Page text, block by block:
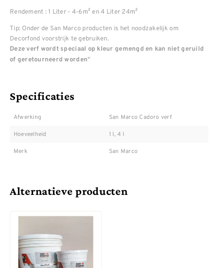
Rendement : 1 Liter - 4-6m² en 4 Liter 24m²
Tip: Onder de San Marco producten is het noodzakelijk om
Decorfond voorstrijk te gebruiken.
Deze verf wordt speciaal op kleur gemengd en kan niet geruild
of geretourneerd worden"
Specificaties
Afwerking San Marco Cadoro verf
Hoeveelheid 1 l, 4 l
Merk San Marco
Alternatieve producten